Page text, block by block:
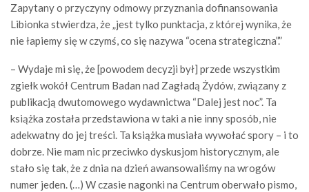
Zapytany o przyczyny odmowy przyznania dofinansowania
Libionka stwierdza, że „jest tylko punktacja, z której wynika, że
nie łapiemy się w czymś, co się nazywa “ocena strategiczna”.”
– Wydaje mi się, że [powodem decyzji był] przede wszystkim
zgiełk wokół Centrum Badan nad Zagładą Żydów, związany z
publikacją dwutomowego wydawnictwa “Dalej jest noc”. Ta
książka została przedstawiona w taki a nie inny sposób, nie
adekwatny do jej treści. Ta książka musiała wywołać spory – i to
dobrze. Nie mam nic przeciwko dyskusjom historycznym, ale
stało się tak, że z dnia na dzień awansowaliśmy na wrogów
numer jeden. (…) W czasie nagonki na Centrum oberwało pismo,